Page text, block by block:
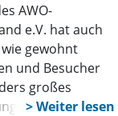
AWO-
e.V. hat auch
gewohnt
und Besucher
großes